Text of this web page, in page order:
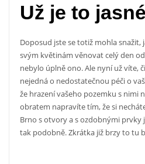
Už je to jasné
Doposud jste se totiž mohla snažit,
svým květinám věnovat celý den
nebylo úplně ono. Ale nyní už víte,
nejedná o nedostatečnou péči o
že hrazení vašeho pozemku s nimi
obratem napravíte tím, že si
Brno s otvory a s ozdobnými prvky
tak podobně. Zkrátka již brzy to tu